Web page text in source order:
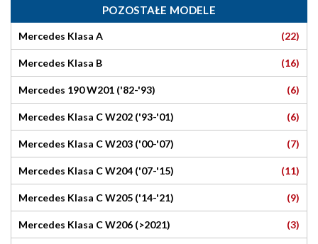
POZOSTAŁE MODELE
Mercedes Klasa A (22)
Mercedes Klasa B (16)
Mercedes 190 W201 ('82-'93) (6)
Mercedes Klasa C W202 ('93-'01) (6)
Mercedes Klasa C W203 ('00-'07) (7)
Mercedes Klasa C W204 ('07-'15) (11)
Mercedes Klasa C W205 ('14-'21) (9)
Mercedes Klasa C W206 (>2021) (3)